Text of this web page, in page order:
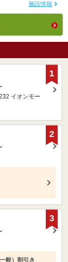
施設情報
イオンモー
1
2
般）割引き
3